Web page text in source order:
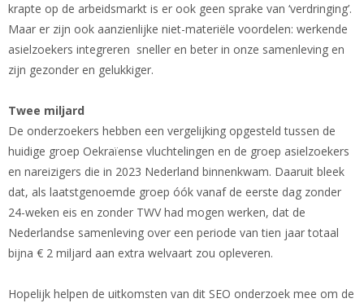
krapte op de arbeidsmarkt is er ook geen sprake van ‘verdringing’.
Maar er zijn ook aanzienlijke niet-materiële voordelen: werkende
asielzoekers integreren sneller en beter in onze samenleving en
zijn gezonder en gelukkiger.
Twee miljard
De onderzoekers hebben een vergelijking opgesteld tussen de
huidige groep Oekraïense vluchtelingen en de groep asielzoekers
en nareizigers die in 2023 Nederland binnenkwam. Daaruit bleek
dat, als laatstgenoemde groep óók vanaf de eerste dag zonder
24-weken eis en zonder TWV had mogen werken, dat de
Nederlandse samenleving over een periode van tien jaar totaal
bijna € 2 miljard aan extra welvaart zou opleveren.
Hopelijk helpen de uitkomsten van dit SEO onderzoek mee om de